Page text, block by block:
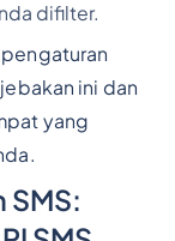
difilter.
ini dan
yang